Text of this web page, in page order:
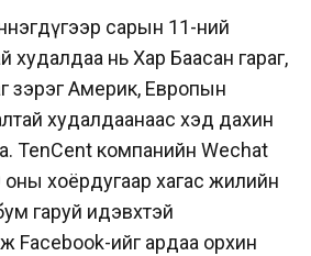
сарын 11-ний
худалдаа нь Хар Баасан гараг,
зэрэг Америк, Европын
худалдаанаас хэд дахин
TenCent компанийн Wechat
хоёрдугаар хагас жилийн
гаруй идэвхтэй
Facebook-ийг ардаа орхин